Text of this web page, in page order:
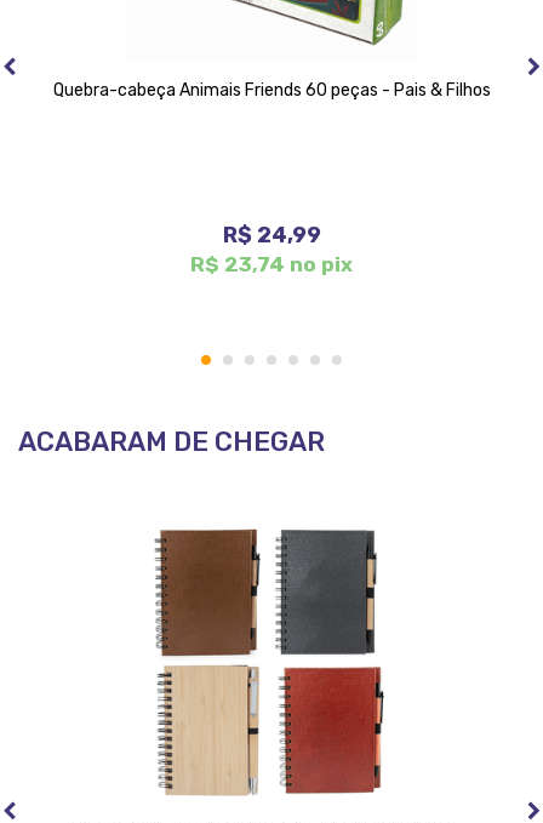
Quebra-cabeça Animais Friends 60 peças - Pais & Filhos
R$ 24,99
R$ 23,74 no pix
1 2 3 4 5 6 7
ACABARAM DE CHEGAR